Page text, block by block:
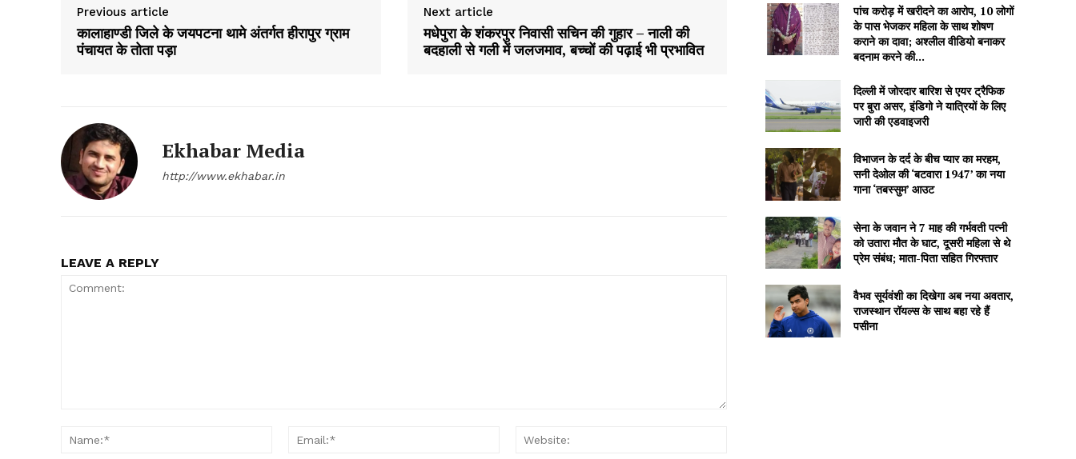
My account
Previous article
कालाहाण्डी जिले के जयपटना थामे अंतर्गत हीरापुर ग्राम
पंचायत के तोता पड़ा
Next article
मधेपुरा के शंकरपुर निवासी सचिन की गुहार – नाली की
बदहाली से गली में जलजमाव, बच्चों की पढ़ाई भी प्रभावित
Ekhabar Media
http://www.ekhabar.in
LEAVE A REPLY
Name:*
Email:*
पांच करोड़ में खरीदने का आरोप, 10 लोगों
के पास भेजकर महिला के साथ शोषण
कराने का दावा; अश्लील वीडियो बनाकर
बदनाम करने की...
दिल्ली में जोरदार बारिश से एयर ट्रैफिक
पर बुरा असर, इंडिगो ने यात्रियों के लिए
जारी की एडवाइजरी
विभाजन के दर्द के बीच प्यार का मरहम,
सनी देओल की ‘बटवारा 1947’ का नया
गाना ‘तबस्सुम’ आउट
सेना के जवान ने 7 माह की गर्भवती पत्नी
को उतारा मौत के घाट, दूसरी महिला से थे
प्रेम संबंध; माता-पिता सहित गिरफ्तार
वैभव सूर्यवंशी का दिखेगा अब नया अवतार,
राजस्थान रॉयल्स के साथ बहा रहे हैं
पसीना